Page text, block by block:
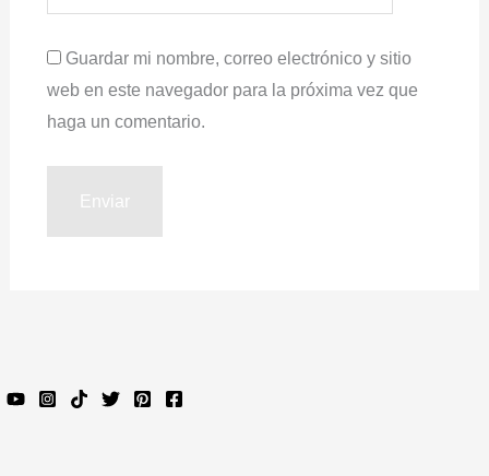
Guardar mi nombre, correo electrónico y sitio
web en este navegador para la próxima vez que
haga un comentario.